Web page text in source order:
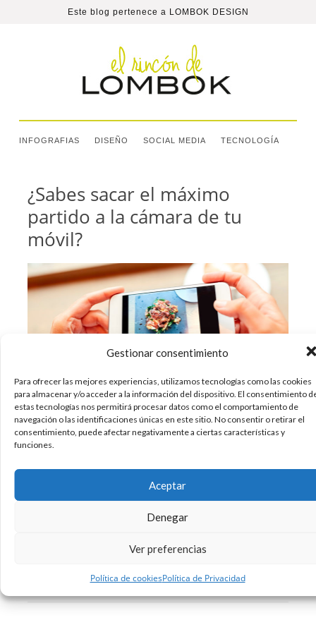
Gestionar consentimiento
Para ofrecer las mejores experiencias, utilizamos tecnologías como las cookies
para almacenar y/o acceder a la información del dispositivo. El consentimiento
estas tecnologías nos permitirá procesar datos como el comportamiento de
navegación o las identificaciones únicas en este sitio. No consentir o retirar el
consentimiento, puede afectar negativamente a ciertas características y
funciones.
Aceptar
Denegar
Ver preferencias
Política de cookiesPolítica de Privacidad
Este blog pertenece a LOMBOK DESIGN
INFOGRAFIAS DISEÑO SOCIAL MEDIA TECNOLOGÍA
¿Sabes sacar el máximo
partido a la cámara de tu
móvil?
Seguro que recuerdas aquella época en la que
viajabas con tu cámara de fotos, a veces algo
pesada, para inmortalizar los mejores
momentos de tu viaje. Y seguro que también
recuerdas cómo muchas veces, en tu día a día, la
echabas de menos cuando querías
Diseño Sin comentarios
Leer más